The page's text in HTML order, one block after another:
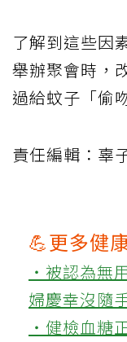
了解到這些因
舉辦聚會時，
過給蚊子「偷
責任編輯：辜
💪更多健
‧被認為無
婦慶幸沒隨
‧健檢血糖